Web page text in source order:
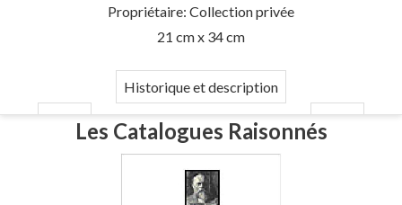
Propriétaire: Collection privée
21 cm x 34 cm
Historique et description
Les Catalogues Raisonnés